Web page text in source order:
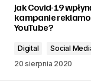
Jak Covid-19
kampanie
YouTube?
Digital
Social
20 sierpnia 2020